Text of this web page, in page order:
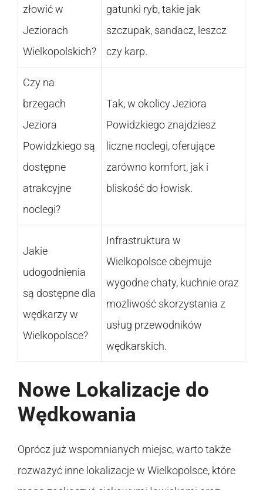
złowić w
Jeziorach
Wielkopolskich?
gatunki ryb, takie jak
szczupak, sandacz, leszcz
czy karp.
Czy na
brzegach
Jeziora
Powidzkiego są
dostępne
atrakcyjne
noclegi?
Tak, w okolicy Jeziora
Powidzkiego znajdziesz
liczne noclegi, oferujące
zarówno komfort, jak i
bliskość do łowisk.
Jakie
udogodnienia
są dostępne dla
wędkarzy w
Wielkopolsce?
Infrastruktura w
Wielkopolsce obejmuje
wygodne chaty, kuchnie oraz
możliwość skorzystania z
usług przewodników
wędkarskich.
Nowe Lokalizacje do
Wędkowania
Oprócz już wspomnianych miejsc, warto także
rozważyć inne lokalizacje w Wielkopolsce, które